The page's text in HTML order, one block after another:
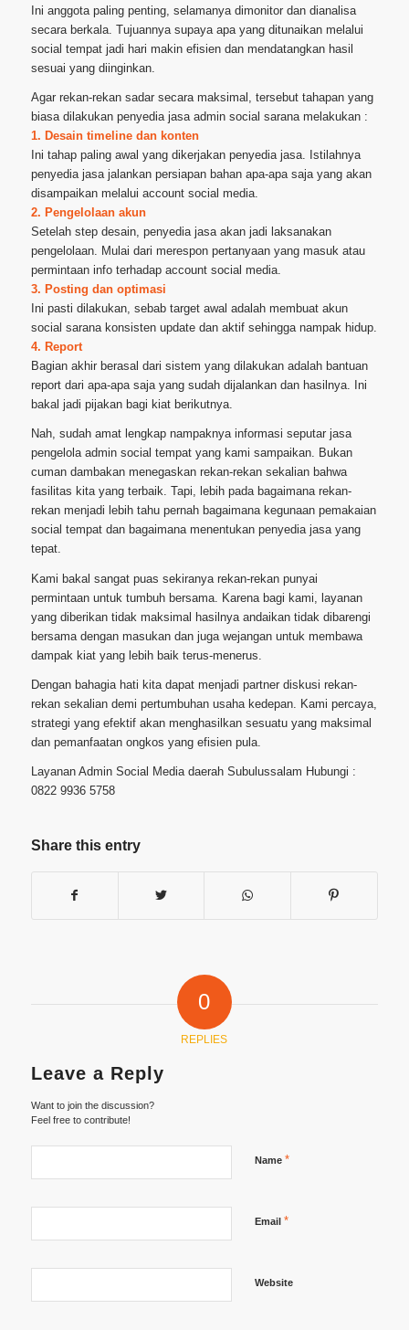
Ini anggota paling penting, selamanya dimonitor dan dianalisa
secara berkala. Tujuannya supaya apa yang ditunaikan melalui
social tempat jadi hari makin efisien dan mendatangkan hasil
sesuai yang diinginkan.
Agar rekan-rekan sadar secara maksimal, tersebut tahapan yang
biasa dilakukan penyedia jasa admin social sarana melakukan :
1. Desain timeline dan konten
Ini tahap paling awal yang dikerjakan penyedia jasa. Istilahnya
penyedia jasa jalankan persiapan bahan apa-apa saja yang akan
disampaikan melalui account social media.
2. Pengelolaan akun
Setelah step desain, penyedia jasa akan jadi laksanakan
pengelolaan. Mulai dari merespon pertanyaan yang masuk atau
permintaan info terhadap account social media.
3. Posting dan optimasi
Ini pasti dilakukan, sebab target awal adalah membuat akun
social sarana konsisten update dan aktif sehingga nampak hidup.
4. Report
Bagian akhir berasal dari sistem yang dilakukan adalah bantuan
report dari apa-apa saja yang sudah dijalankan dan hasilnya. Ini
bakal jadi pijakan bagi kiat berikutnya.
Nah, sudah amat lengkap nampaknya informasi seputar jasa
pengelola admin social tempat yang kami sampaikan. Bukan
cuman dambakan menegaskan rekan-rekan sekalian bahwa
fasilitas kita yang terbaik. Tapi, lebih pada bagaimana rekan-
rekan menjadi lebih tahu pernah bagaimana kegunaan pemakaian
social tempat dan bagaimana menentukan penyedia jasa yang
tepat.
Kami bakal sangat puas sekiranya rekan-rekan punyai
permintaan untuk tumbuh bersama. Karena bagi kami, layanan
yang diberikan tidak maksimal hasilnya andaikan tidak dibarengi
bersama dengan masukan dan juga wejangan untuk membawa
dampak kiat yang lebih baik terus-menerus.
Dengan bahagia hati kita dapat menjadi partner diskusi rekan-
rekan sekalian demi pertumbuhan usaha kedepan. Kami percaya,
strategi yang efektif akan menghasilkan sesuatu yang maksimal
dan pemanfaatan ongkos yang efisien pula.
Layanan Admin Social Media daerah Subulussalam Hubungi :
0822 9936 5758
Share this entry
0
REPLIES
Leave a Reply
Want to join the discussion?
Feel free to contribute!
Name *
Email *
Website